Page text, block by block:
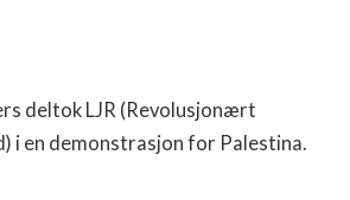
deltok LJR (Revolusjonært
i en demonstrasjon for Palestina.